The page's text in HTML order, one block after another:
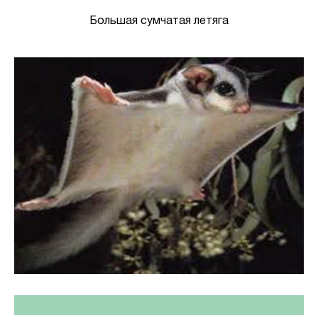
Большая сумчатая летяга